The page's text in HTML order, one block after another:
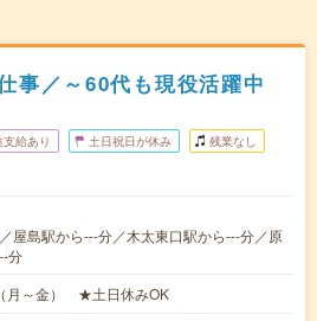
事／～60代も現役活躍中
給あり 土日祝日が休み 残業なし
屋島駅から---分／木太東口駅から---分／原
分
月～金） ★土日休みOK